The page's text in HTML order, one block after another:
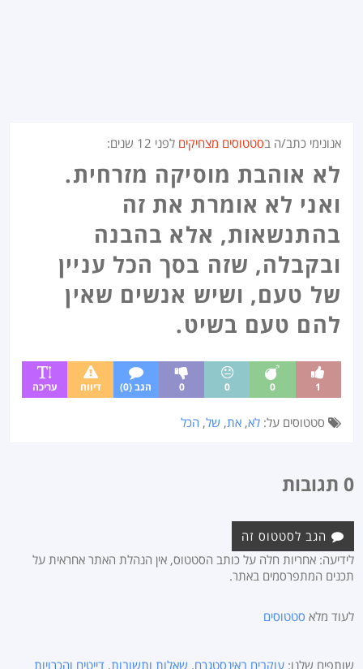
אנונימי כתב/ה בסטטוסים מצחיקים לפני 12 שנים :
לא אוהבת מוסיקה מזרחית.
ואני לא אומרת את זה
בהתנשאות, אלא בהבנה
ובקבלה, שזה בסך הכל עניין
של טעם, ושיש אנשים שאין
להם טעם בשיט.
1
0
0
0 הגב (0) דיווח עריכה
סטטוסים על:לא,את, של, הכל
0 תגובות
הגב לסטטוס זה
לידיעה: אחריות חלה על כותב הסטטוס, אין הנהלת האתר אחראית על
תכנים המתפרסמים באתר.
לעוד מלא סטטוסים
שותפים שלנו:עוקבים באינסטגרם, שאלות ותשובות, דייטים והכרויות